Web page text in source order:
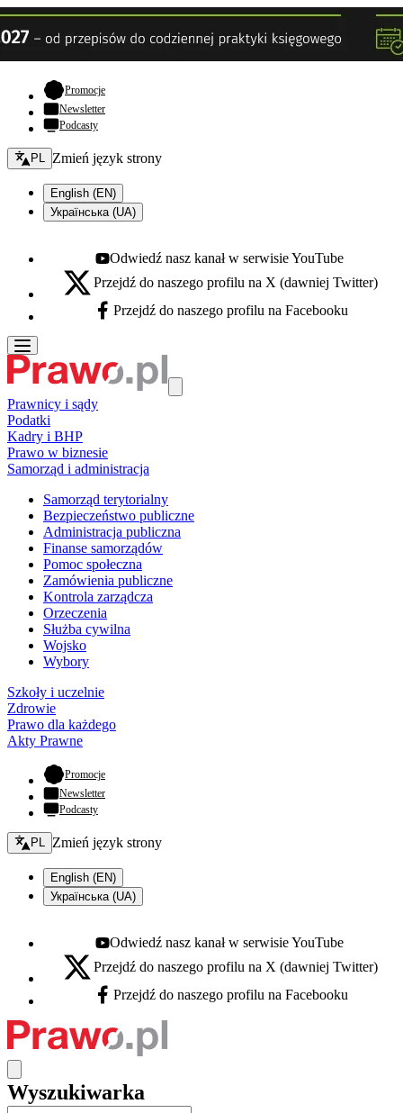
Promocje- otwiera się w nowej karcie
Newsletter
Podcasty
Zmień język - bieżący:
PL Zmień język strony
English (EN)
Українська (UA)
Youtube - otwiera się w nowej karcie
Odwiedź nasz kanał w serwisie YouTube
X - otwiera się w nowej karcie
Przejdź do naszego profilu na X (dawniej Twitter)
Facebook - otwiera się w nowej karcie
Przejdź do naszego profilu na Facebooku
Prawnicy i sądy
Podatki
Kadry i BHP
Prawo w biznesie
Samorząd i administracja
Samorząd terytorialny
Bezpieczeństwo publiczne
Administracja publiczna
Finanse samorządów
Pomoc społeczna
Zamówienia publiczne
Kontrola zarządcza
Orzeczenia
Służba cywilna
Wojsko
Wybory
Szkoły i uczelnie
Zdrowie
Prawo dla każdego
Akty Prawne
Promocje- otwiera się w nowej karcie
Newsletter
Podcasty
Zmień język - bieżący:
PL Zmień język strony
English (EN)
Українська (UA)
Youtube - otwiera się w nowej karcie
Odwiedź nasz kanał w serwisie YouTube
X - otwiera się w nowej karcie
Przejdź do naszego profilu na X (dawniej Twitter)
Facebook - otwiera się w nowej karcie
Przejdź do naszego profilu na Facebooku
Wyszukiwarka